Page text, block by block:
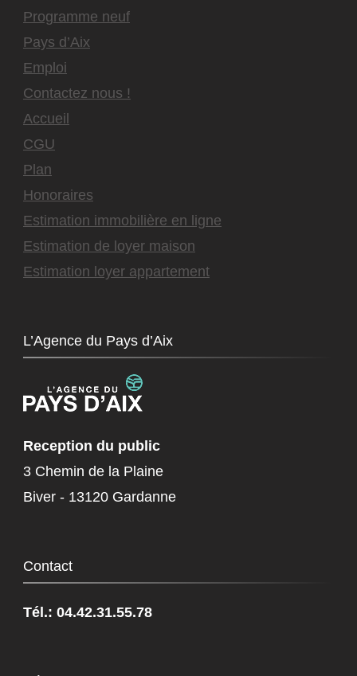
Programme neuf
Pays d’Aix
Emploi
Contactez nous !
Accueil
CGU
Plan
Honoraires
Estimation immobilière en ligne
Estimation de loyer maison
Estimation loyer appartement
L’Agence du Pays d’Aix
Reception du public
3 Chemin de la Plaine
Biver - 13120 Gardanne
Contact
Tél.: 04.42.31.55.78